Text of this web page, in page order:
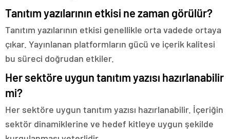
Tanıtım yazılarının etkisi ne zaman görülür?
Tanıtım yazılarının etkisi genellikle orta vadede ortaya
çıkar. Yayınlanan platformların gücü ve içerik kalitesi
bu süreci doğrudan etkiler.
Her sektöre uygun tanıtım yazısı hazırlanabilir
mi?
Her sektöre uygun tanıtım yazısı hazırlanabilir. İçeriğin
sektör dinamiklerine ve hedef kitleye uygun şekilde